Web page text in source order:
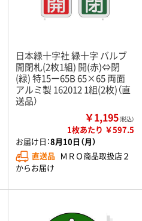
日本緑十字社 緑十字 バルブ
開閉札(2枚1組) 開(赤)⇔閉
(緑) 特15ー65B 65×65 両面
アルミ製 162012 1組(2枚)（直
送品）
￥1,195（税込）
1枚あたり ￥597.5
お届け日：8月10日（月）
直送品 ＭＲＯ商品取扱店２
からお届け